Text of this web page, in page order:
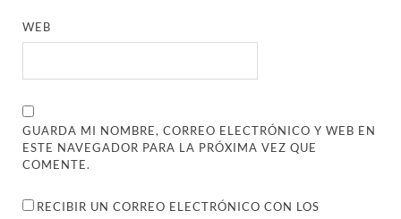
WEB
GUARDA MI NOMBRE, CORREO ELECTRÓNICO Y WEB EN
ESTE NAVEGADOR PARA LA PRÓXIMA VEZ QUE
COMENTE.
RECIBIR UN CORREO ELECTRÓNICO CON LOS